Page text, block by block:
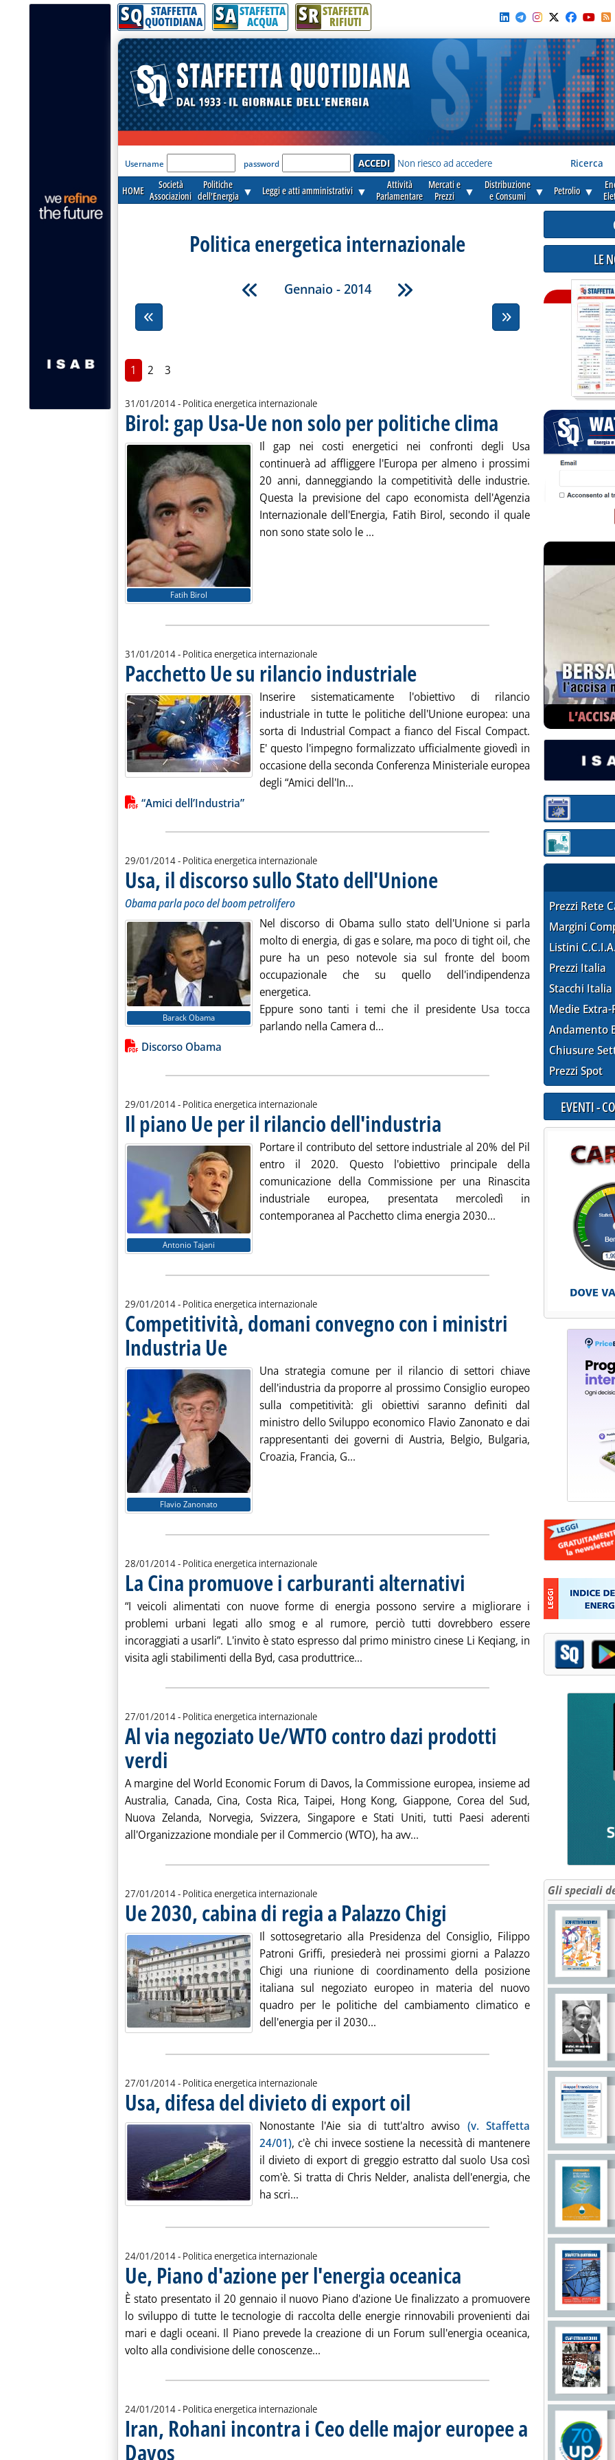
SQ STAFFETTA
QUOTIDIANA SA STAFFETTA
ACQUA SR STAFFETTA
RIFIUTI
'Modulo Login per accedere'
Username password Non riesco ad accedere Ricerca
HOME
Società
Associazioni
Politiche
dell'Energia ▼ Leggi e atti amministrativi ▼
Attività
Parlamentare
Mercati e
Prezzi
▼
Distribuzione
e Consumi
▼ Petrolio ▼
Politica energetica internazionale
Gennaio - 2014
1 2 3
31/01/2014- Politica energetica internazionale
Birol: gap Usa-Ue non solo per politiche clima . Pubblicata venerdì 31 gennaio
Fatih Birol
Il gap nei costi energetici nei confronti degli Usa
continuerà ad affliggere l'Europa per almeno i prossimi
20 anni, danneggiando la competitività delle industrie.
Questa la previsione del capo economista dell'Agenzia
Internazionale dell'Energia, Fatih Birol, secondo il quale
non sono state solo le ...
31/01/2014- Politica energetica internazionale
Pacchetto Ue su rilancio industriale . Pubblicata venerdì 31 gennaio 2014 alle 14.42.
Inserire sistematicamente l'obiettivo di rilancio
industriale in tutte le politiche dell'Unione europea: una
sorta di Industrial Compact a fianco del Fiscal Compact.
E' questo l'impegno formalizzato ufficialmente giovedì in
occasione della seconda Conferenza Ministeriale europea
degli “Amici dell'In... Leggi tutta la notizia: 'Pacchetto Ue su rilancio
Lista allegati PDF alla notizia
“Amici dell’Industria”
29/01/2014- Politica energetica internazionale
Usa, il discorso sullo Stato dell'Unione
Obama parla poco del boom petrolifero
Barack Obama
Nel discorso di Obama sullo stato dell'Unione si parla
molto di energia, di gas e solare, ma poco di tight oil, che
pure ha un peso notevole sia sul fronte del boom
occupazionale che su quello dell'indipendenza
energetica.
Eppure sono tanti i temi che il presidente Usa tocca
parlando nella Camera d... Leggi tutta la notizia: 'Usa, il discorso sullo
Lista allegati PDF alla notizia
Discorso Obama
29/01/2014- Politica energetica internazionale
Il piano Ue per il rilancio dell'industria . Pubblicata mercoledì 29 gennaio 2014 alle 11.47.
Antonio Tajani
Portare il contributo del settore industriale al 20% del Pil
entro il 2020. Questo l'obiettivo principale della
comunicazione della Commissione per una Rinascita
industriale europea, presentata mercoledì in
contemporanea al Pacchetto clima energia 2030... Leggi tutta la notizia:
29/01/2014- Politica energetica internazionale
Competitività, domani convegno con i ministri
Industria Ue . Pubblicata mercoledì 29 gennaio 2014 alle 10.54.
Flavio Zanonato
Una strategia comune per il rilancio di settori chiave
dell'industria da proporre al prossimo Consiglio europeo
sulla competitività: gli obiettivi saranno definiti dal
ministro dello Sviluppo economico Flavio Zanonato e dai
rappresentanti dei governi di Austria, Belgio, Bulgaria,
Croazia, Francia, G... Leggi tutta la notizia: 'Competitività, domani
28/01/2014- Politica energetica internazionale
La Cina promuove i carburanti alternativi . Pubblicata martedì 28 gennaio 2014 alle
“I veicoli alimentati con nuove forme di energia possono servire a migliorare i
problemi urbani legati allo smog e al rumore, perciò tutti dovrebbero essere
incoraggiati a usarli”. L'invito è stato espresso dal primo ministro cinese Li Keqiang, in
visita agli stabilimenti della Byd, casa produttrice... Leggi tutta la notizia: 'La Cina promuove i
27/01/2014- Politica energetica internazionale
Al via negoziato Ue/WTO contro dazi prodotti
verdi . Pubblicata lunedì 27 gennaio 2014 alle 15.7.
A margine del World Economic Forum di Davos, la Commissione europea, insieme ad
Australia, Canada, Cina, Costa Rica, Taipei, Hong Kong, Giappone, Corea del Sud,
Nuova Zelanda, Norvegia, Svizzera, Singapore e Stati Uniti, tutti Paesi aderenti
all'Organizzazione mondiale per il Commercio (WTO), ha avv... Leggi tutta la notizia: 'Al via negoziato
27/01/2014- Politica energetica internazionale
Ue 2030, cabina di regia a Palazzo Chigi . Pubblicata lunedì 27 gennaio 2014 alle 11.5.
Il sottosegretario alla Presidenza del Consiglio, Filippo
Patroni Griffi, presiederà nei prossimi giorni a Palazzo
Chigi una riunione di coordinamento della posizione
italiana sul negoziato europeo in materia del nuovo
quadro per le politiche del cambiamento climatico e
dell'energia per il 2030... Leggi tutta la notizia: 'Ue 2030, cabina di regia
27/01/2014- Politica energetica internazionale
Usa, difesa del divieto di export oil
Nonostante l'Aie sia di tutt'altro avviso (v. Staffetta
24/01), c'è chi invece sostiene la necessità di mantenere
il divieto di export di greggio estratto dal suolo Usa così
com'è. Si tratta di Chris Nelder, analista dell'energia, che
ha scri... Leggi tutta la notizia: 'Usa, difesa del divieto di export oil'
24/01/2014- Politica energetica internazionale
Ue, Piano d'azione per l'energia oceanica . Pubblicata venerdì 24 gennaio 2014 alle 15.13.
È stato presentato il 20 gennaio il nuovo Piano d'azione Ue finalizzato a promuovere
lo sviluppo di tutte le tecnologie di raccolta delle energie rinnovabili provenienti dai
mari e dagli oceani. Il Piano prevede la creazione di un Forum sull'energia oceanica,
volto alla condivisione delle conoscenze... Leggi tutta la notizia: 'Ue, Piano d'azione per l'energia
24/01/2014- Politica energetica internazionale
Iran, Rohani incontra i Ceo delle major europee a
Davos
LE
Sezione:
Sezione:
Prezzi Rete
Margini
Listini
Prezzi Italia
Stacchi Italia
Medie Extra-
Andamento
Chiusure
Prezzi Spot
EVENTI -
Gli speciali